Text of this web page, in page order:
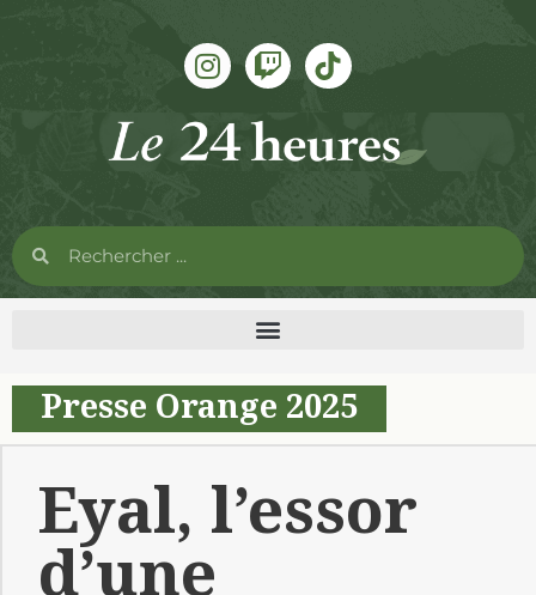
Presse Orange 2025
Eyal, l’essor
d’une